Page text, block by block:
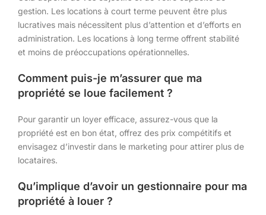
gestion. Les locations à court terme peuvent être plus
lucratives mais nécessitent plus d’attention et d’efforts en
administration. Les locations à long terme offrent stabilité
et moins de préoccupations opérationnelles.
Comment puis-je m’assurer que ma
propriété se loue facilement ?
Pour garantir un loyer efficace, assurez-vous que la
propriété est en bon état, offrez des prix compétitifs et
envisagez d’investir dans le marketing pour attirer plus de
locataires.
Qu’implique d’avoir un gestionnaire pour ma
propriété à louer ?